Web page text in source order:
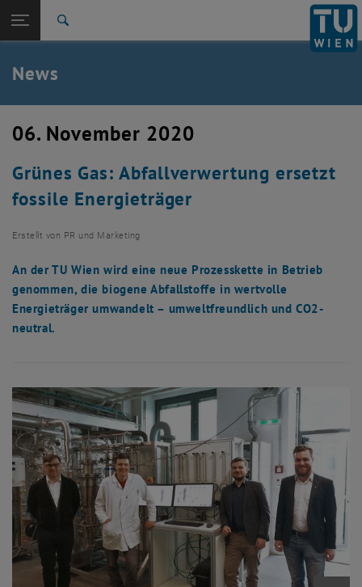
TU Login
Quicklinks
Quicklinks-Menü umschalten
Studium
Zurück: Subseiten von Aktuelles auflisten
Zurück zur letzten Ebene:
Aktuelles
News
News
06. November 2020
Grünes Gas: Abfallverwertung ersetzt
fossile Energieträger
Erstellt von PR und Marketing
An der TU Wien wird eine neue Prozesskette in Betrieb
genommen, die biogene Abfallstoffe in wertvolle
Energieträger umwandelt – umweltfreundlich und CO2-
neutral.